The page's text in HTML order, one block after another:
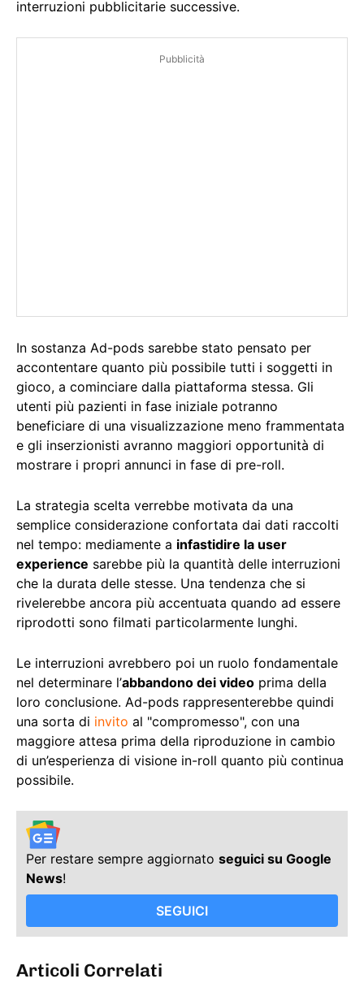
interruzioni pubblicitarie successive.
Pubblicità
In sostanza Ad-pods sarebbe stato pensato per
accontentare quanto più possibile tutti i soggetti in
gioco, a cominciare dalla piattaforma stessa. Gli
utenti più pazienti in fase iniziale potranno
beneficiare di una visualizzazione meno frammentata
e gli inserzionisti avranno maggiori opportunità di
mostrare i propri annunci in fase di pre-roll.
La strategia scelta verrebbe motivata da una
semplice considerazione confortata dai dati raccolti
nel tempo: mediamente a infastidire la user
experience sarebbe più la quantità delle interruzioni
che la durata delle stesse. Una tendenza che si
rivelerebbe ancora più accentuata quando ad essere
riprodotti sono filmati particolarmente lunghi.
Le interruzioni avrebbero poi un ruolo fondamentale
nel determinare l’abbandono dei video prima della
loro conclusione. Ad-pods rappresenterebbe quindi
una sorta di invito al "compromesso", con una
maggiore attesa prima della riproduzione in cambio
di un’esperienza di visione in-roll quanto più continua
possibile.
Per restare sempre aggiornato seguici su Google
News!
SEGUICI
Articoli Correlati